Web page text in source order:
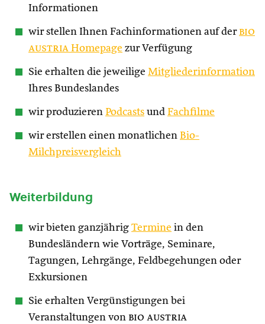
Informationen
wir stellen Ihnen Fachinformationen auf der bio
austria Homepage zur Verfügung
Sie erhalten die jeweilige Mitgliederinformation
Ihres Bundeslandes
wir produzieren Podcasts und Fachfilme
wir erstellen einen monatlichen Bio-
Milchpreisvergleich
Weiterbildung
wir bieten ganzjährig Termine in den
Bundesländern wie Vorträge, Seminare,
Tagungen, Lehrgänge, Feldbegehungen oder
Exkursionen
Sie erhalten Vergünstigungen bei
Veranstaltungen von bio austria